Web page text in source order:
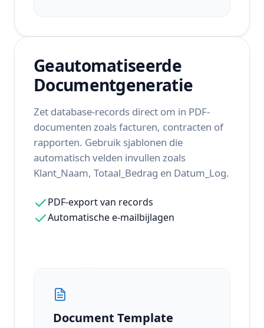
Geautomatiseerde
Documentgeneratie
Zet database-records direct om in PDF-
documenten zoals facturen, contracten of
rapporten. Gebruik sjablonen die
automatisch velden invullen zoals
Klant_Naam, Totaal_Bedrag en Datum_Log.
PDF-export van records
Automatische e-mailbijlagen
Document Template